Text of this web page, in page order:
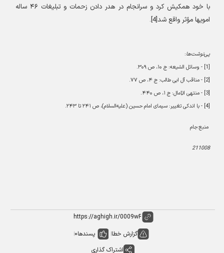
با خود همکیش کرد و سرانجام در هدر دادن زحمات و تبلیغات۴۶ساله
امویها مؤثر واقع شد[4 ].
پی‌نوشت‌ها:
وسائل الشیعه: ج ۱۰ ، ص۳۰۹.
مناقب آل ابی طالب: ج ۴، ص۷۷.
منتهی الآمال: ج ۱، ص۴۴۰.
با اندکی تغییر: سیمای امام حسین (علیه‌السلام)، ص۲۴۱تا۲۴۳.
منبع:جام
211008
گزارش خطا پسندها0
اشتراک گذاری